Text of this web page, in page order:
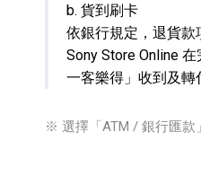
b. 貨到刷卡
依銀行規定，退貨款
Sony Store Online
一客樂得」收到及
※ 選擇「ATM / 銀行匯款